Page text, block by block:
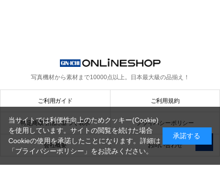
写真機材から素材まで10000点以上。 日本最大級の品揃え！
ご利用ガイド ご利用規約
特定商取引法に基づく表示 プライバシーポリシー
会社概要 お問い合わせ
当サイトでは利便性向上のためクッキー(Cookie)
を使用しています。サイトの閲覧を続けた場合
Cookieの使用を承諾したことになります。詳細は
「プライバシーポリシー」 をお読みください。
承諾する